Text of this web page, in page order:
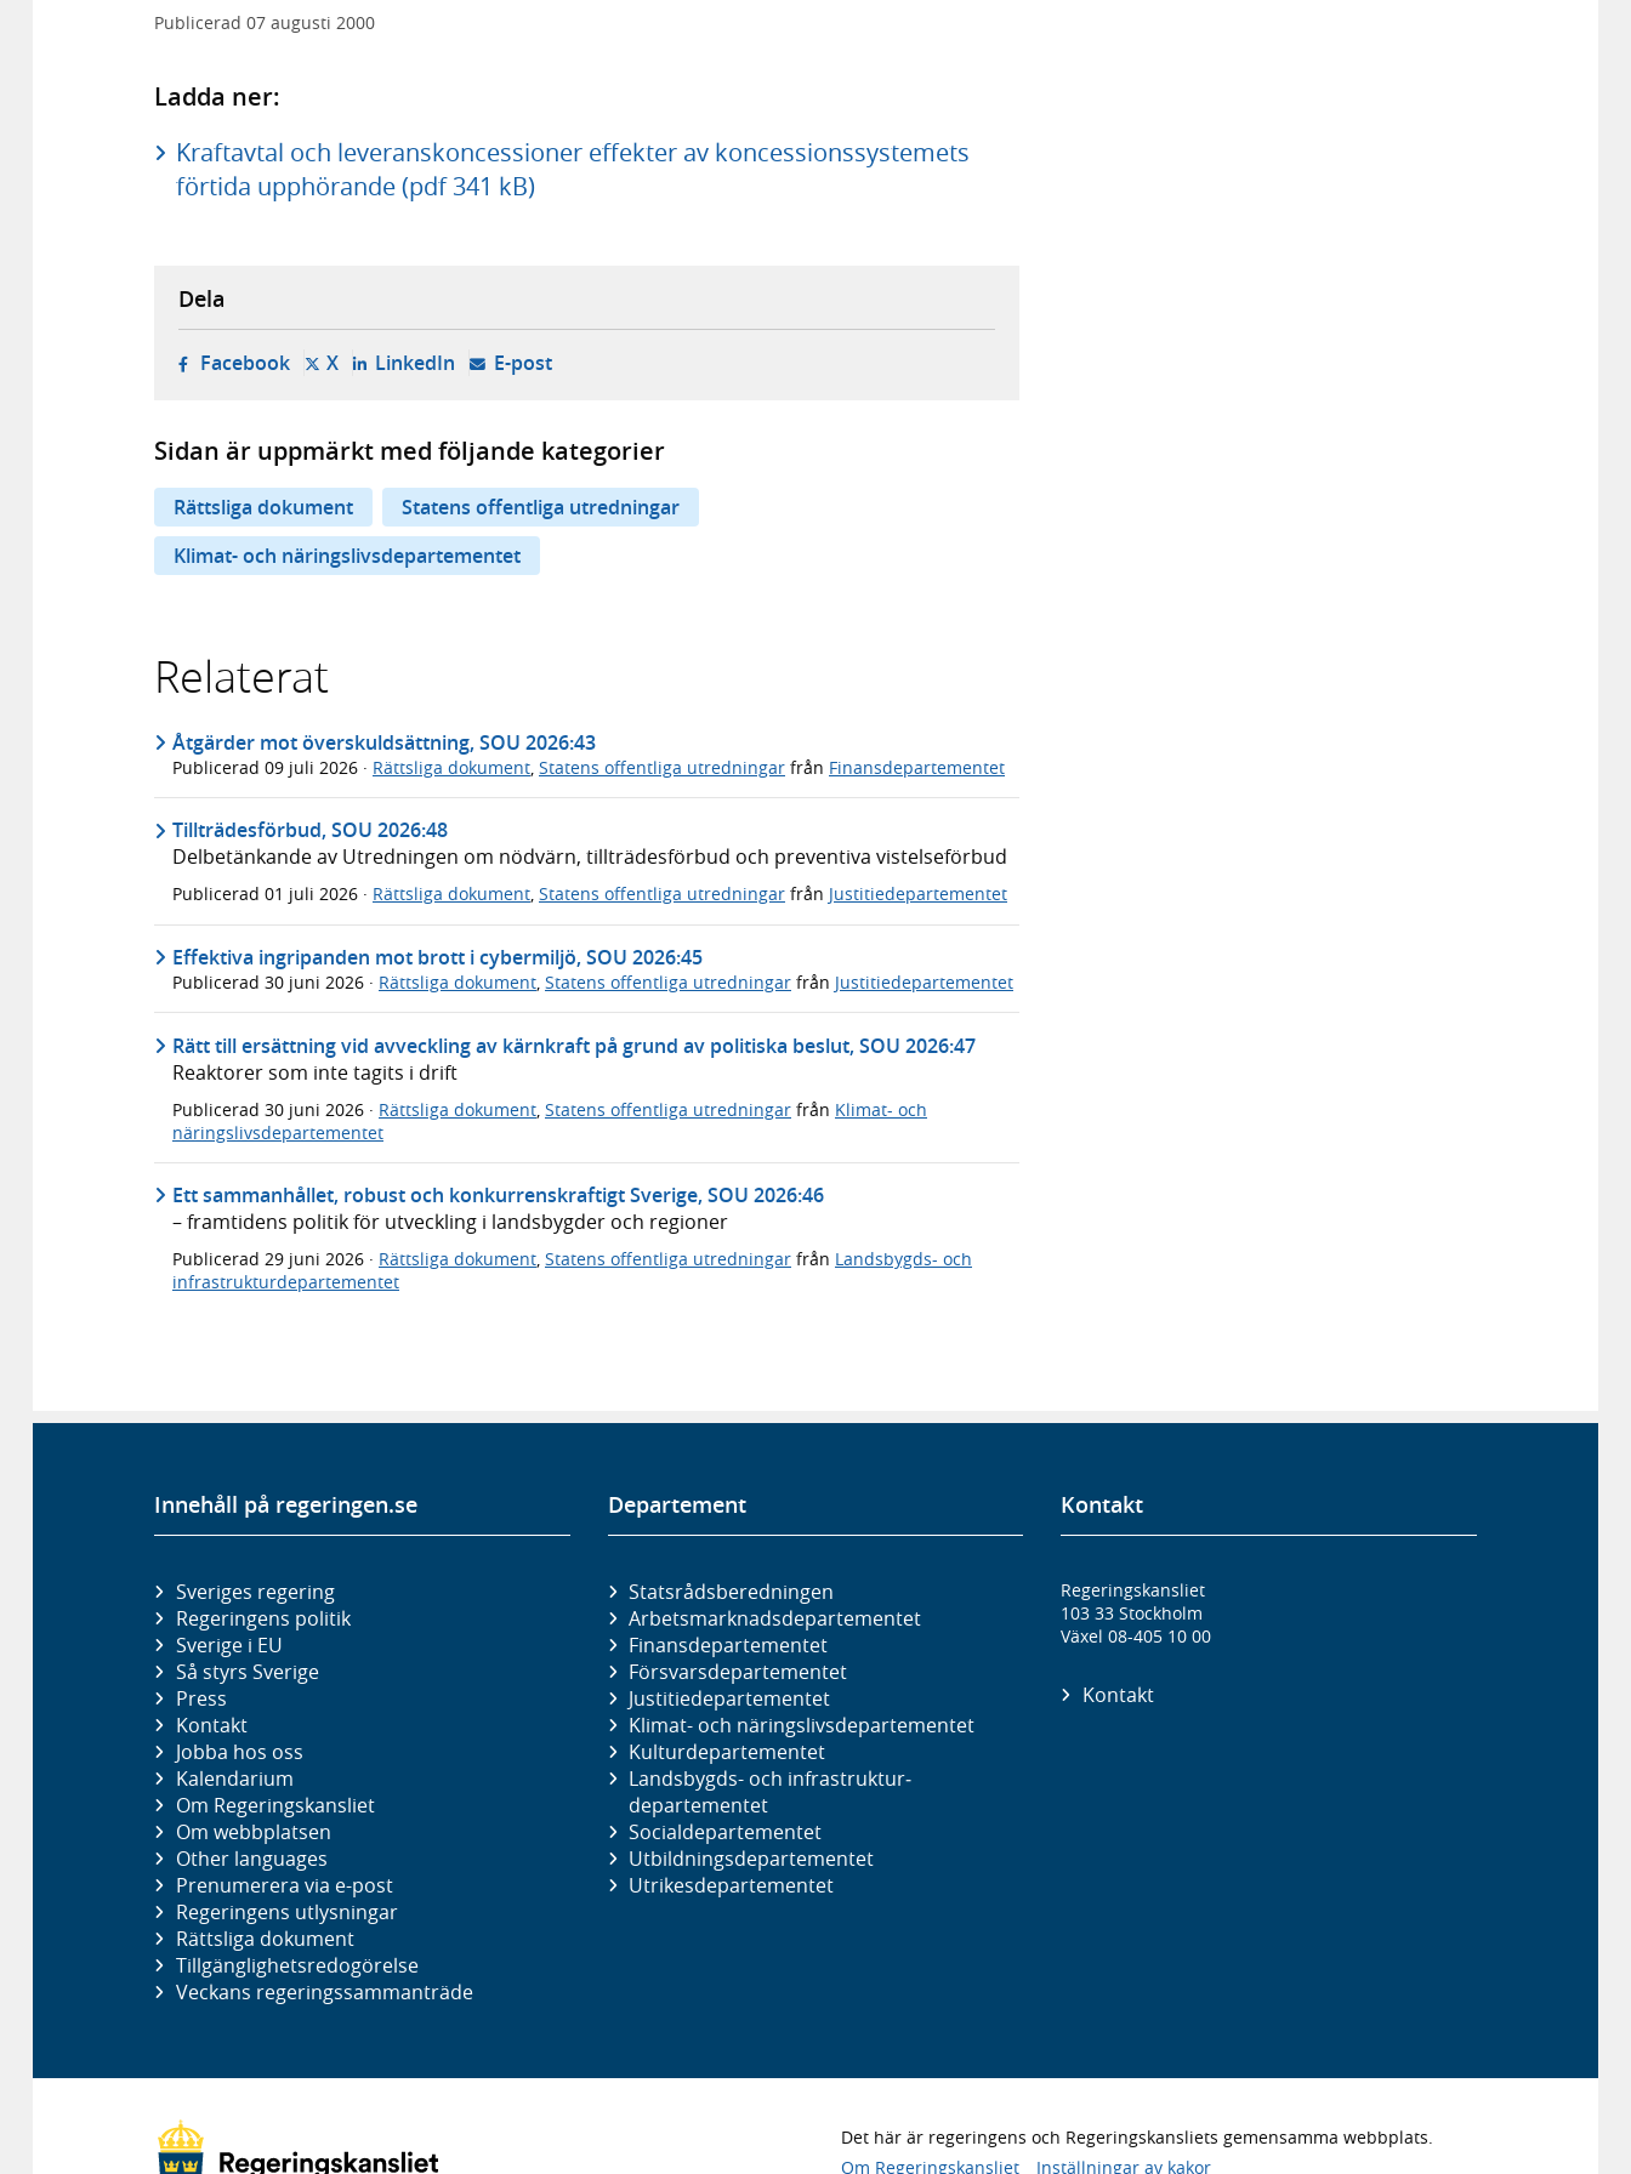
Publicerad 07 augusti 2000
Ladda ner:
Kraftavtal och leveranskoncessioner effekter av koncessionssystemets
förtida upphörande (pdf 341 kB)
Dela
Facebook- öppnas i ny flik, extern webbplats,
X- öppnas i ny flik, extern webbplats,
LinkedIn- öppnas i ny flik, extern webbplats,
E-post- öppnar din e-postklient,
Sidan är uppmärkt med följande kategorier
Rättsliga dokument
Statens offentliga utredningar
Klimat- och näringslivsdepartementet
Relaterat
Åtgärder mot överskuldsättning, SOU 2026:43
Publicerad 09 juli 2026 · Rättsliga dokument Statens offentliga utredningar från Finansdepartementet
Tillträdesförbud, SOU 2026:48
Delbetänkande av Utredningen om nödvärn, tillträdesförbud och preventiva vistelseförbud
Publicerad 01 juli 2026 · Rättsliga dokument, Statens offentliga utredningar från Justitiedepartementet
Effektiva ingripanden mot brott i cybermiljö, SOU 2026:45
Publicerad 30 juni 2026 · Rättsliga dokument, Statens offentliga utredningar från Justitiedepartementet
Rätt till ersättning vid avveckling av kärnkraft på grund av politiska beslut, SOU 2026:47
Reaktorer som inte tagits i drift
Publicerad 30 juni 2026 · Rättsliga dokument Statens offentliga utredningar från Klimat- och
näringslivsdepartementet
Ett sammanhållet, robust och konkurrenskraftigt Sverige, SOU 2026:46
– framtidens politik för utveckling i landsbygder och regioner
Publicerad 29 juni 2026 · Rättsliga dokument, Statens offentliga utredningar från Landsbygds- och
infrastrukturdepartementet
Innehåll på regeringen.se
Sveriges regering
Regeringens politik
Sverige i EU
Så styrs Sverige
Press
Kontakt
Jobba hos oss
Kalendarium
Om Regeringskansliet
Om webbplatsen
Other languages
Prenumerera via e-post
Regeringens utlysningar
Rättsliga dokument
Tillgänglighetsredogörelse
Veckans regeringssammanträde
Departement
Statsrådsberedningen
Arbetsmarknads­departementet
Finans­departementet
Försvars­departementet
Justitie­departementet
Klimat- och näringslivs­departementet
Kultur­departementet
Landsbygds- och infrastruktur­
departementet
Social­departementet
Utbildnings­departementet
Utrikes­departementet
Kontakt
Regeringskansliet
103 33 Stockholm
Växel 08-405 10 00
Kontakt
Det här är regeringens och Regeringskansliets gemensamma webbplats.
Om Regeringskansliet
Inställningar av kakor